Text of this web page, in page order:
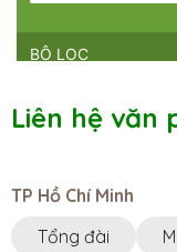
BỘ LỌC
OFFICE
8h00-17h00
Liên hệ văn
TP Hồ Chí Minh
Tổng đài